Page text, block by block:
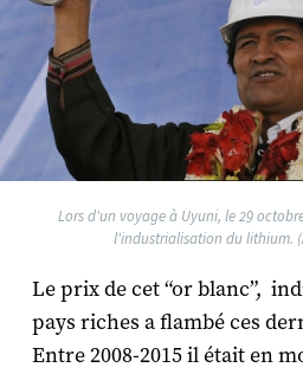
Lors d'un voyage à Uyuni, le 29
l'industrialisation du lithium.
Le prix de cet “or blanc”,
pays riches a flambé ces
Entre 2008-2015 il était en